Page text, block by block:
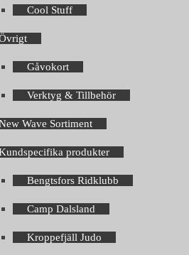
Cool Stuff
Gåvokort
Verktyg & Tillbehör
Wave Sortiment
produkter
Bengtsfors Ridklubb
Camp Dalsland
Kroppefjäll Judo